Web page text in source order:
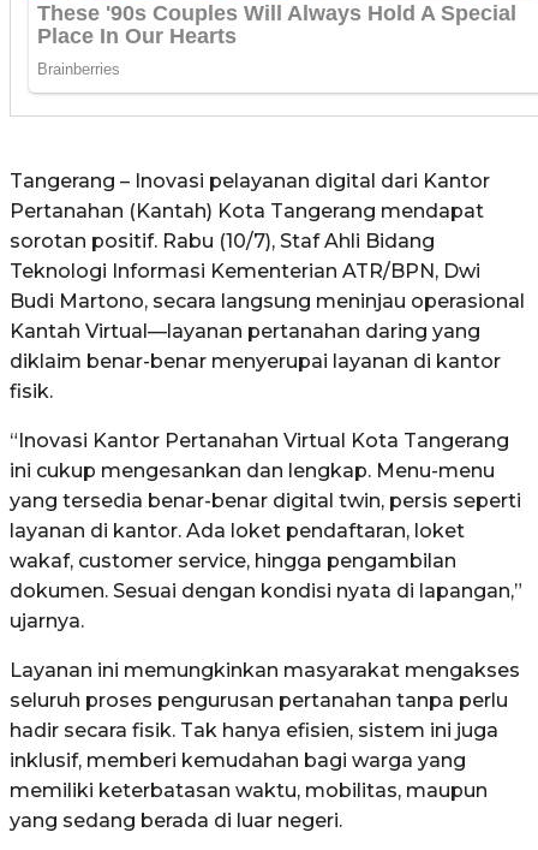
Tangerang – Inovasi pelayanan digital dari Kantor
Pertanahan (Kantah) Kota Tangerang mendapat
sorotan positif. Rabu (10/7), Staf Ahli Bidang
Teknologi Informasi Kementerian ATR/BPN, Dwi
Budi Martono, secara langsung meninjau operasional
Kantah Virtual—layanan pertanahan daring yang
diklaim benar-benar menyerupai layanan di kantor
fisik.
“Inovasi Kantor Pertanahan Virtual Kota Tangerang
ini cukup mengesankan dan lengkap. Menu-menu
yang tersedia benar-benar digital twin, persis seperti
layanan di kantor. Ada loket pendaftaran, loket
wakaf, customer service, hingga pengambilan
dokumen. Sesuai dengan kondisi nyata di lapangan,”
ujarnya.
Layanan ini memungkinkan masyarakat mengakses
seluruh proses pengurusan pertanahan tanpa perlu
hadir secara fisik. Tak hanya efisien, sistem ini juga
inklusif, memberi kemudahan bagi warga yang
memiliki keterbatasan waktu, mobilitas, maupun
yang sedang berada di luar negeri.